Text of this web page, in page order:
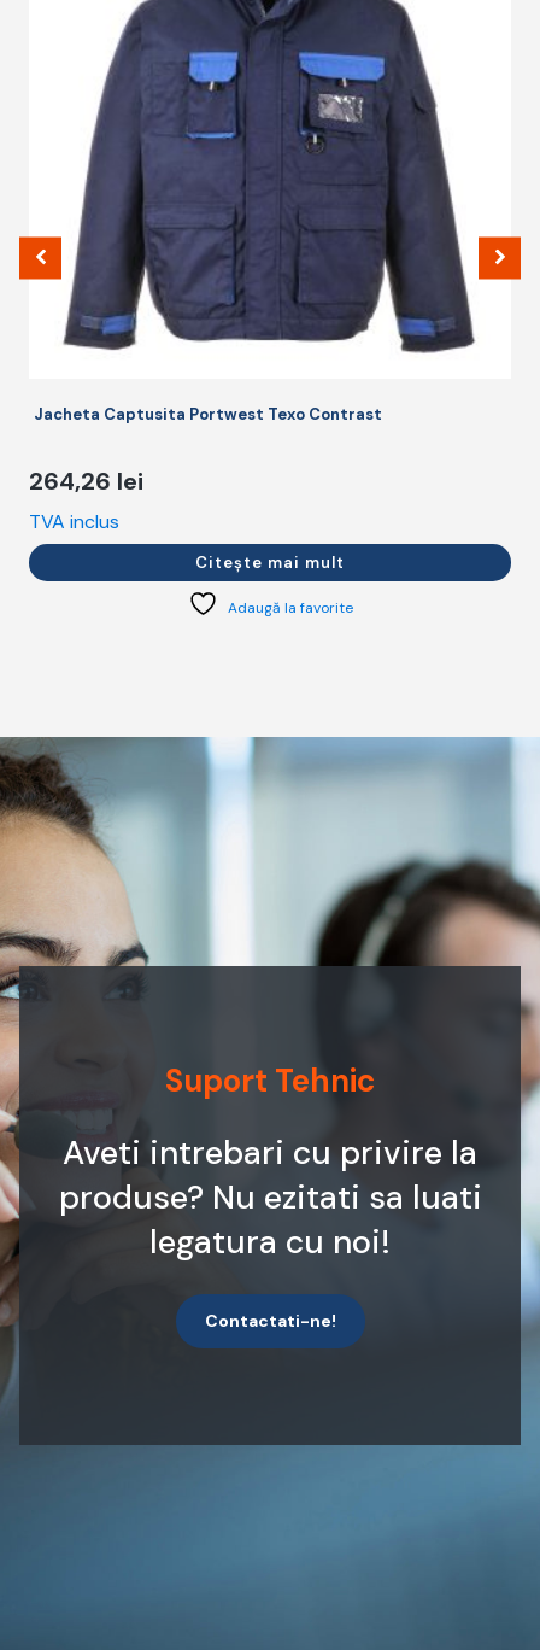
Jacheta Captusita Portwest Texo Contrast
264,26 lei
TVA inclus
Citește mai mult
Adaugă la favorite
Suport Tehnic
Aveti intrebari cu privire la
produse? Nu ezitati sa luati
legatura cu noi!
Contactati-ne!